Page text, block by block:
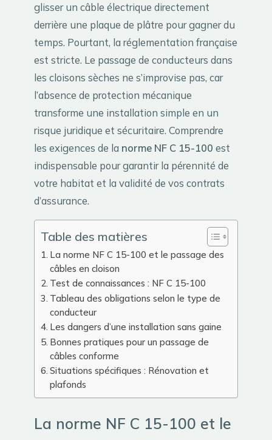
glisser un câble électrique directement
derrière une plaque de plâtre pour gagner du
temps. Pourtant, la réglementation française
est stricte. Le passage de conducteurs dans
les cloisons sèches ne s’improvise pas, car
l’absence de protection mécanique
transforme une installation simple en un
risque juridique et sécuritaire. Comprendre
les exigences de la norme NF C 15-100 est
indispensable pour garantir la pérennité de
votre habitat et la validité de vos contrats
d’assurance.
Table des matières
La norme NF C 15-100 et le passage des
câbles en cloison
Test de connaissances : NF C 15-100
Tableau des obligations selon le type de
conducteur
Les dangers d’une installation sans gaine
Bonnes pratiques pour un passage de
câbles conforme
Situations spécifiques : Rénovation et
plafonds
La norme NF C 15-100 et le